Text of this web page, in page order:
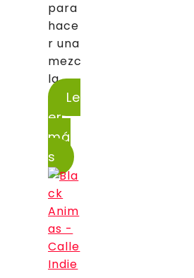
para
hace
r una
mezc
la...
Le
er
má
s